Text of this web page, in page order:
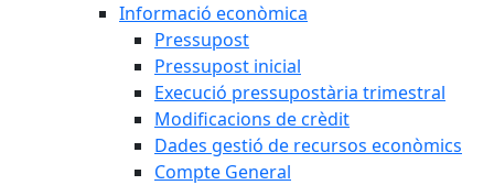
Informació econòmica
Pressupost
Pressupost inicial
Execució pressupostària trimestral
Modificacions de crèdit
Dades gestió de recursos econòmics
Compte General